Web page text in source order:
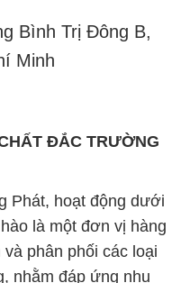
Bình Trị Đông B,
Minh
ĐẮC TRƯỜNG
Phát, hoạt động dưới
là một đơn vị hàng
phân phối các loại
nhằm đáp ứng nhu